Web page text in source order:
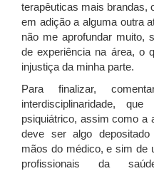
terapêuticas mais brandas,
em adição a alguma outra
não me aprofundar muito,
de experiência na área, o
injustiça da minha parte.
Para finalizar,
interdisciplinaridade,
psiquiátrico, assim como a
deve ser algo
mãos do médico, e sim de
profissionais da